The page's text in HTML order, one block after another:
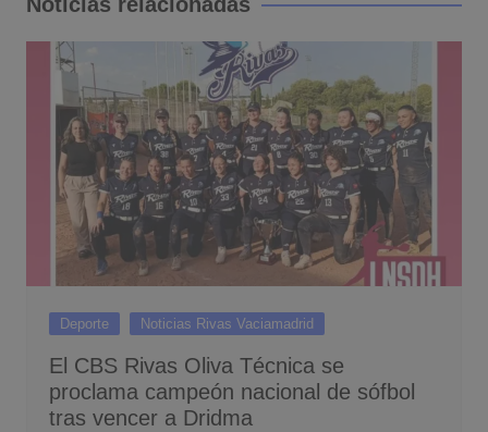
Deporte Noticias Rivas Vaciamadrid
El CBS Rivas Oliva Técnica se
proclama campeón nacional de sófbol
tras vencer a Dridma